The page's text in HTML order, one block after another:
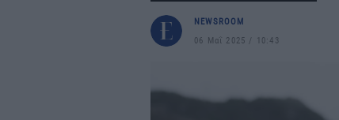
NEWSROOM
06 Μαΐ 2025
10:43